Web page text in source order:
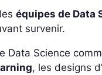
leséquipes de Data
survenir.
Data Science
, les designs